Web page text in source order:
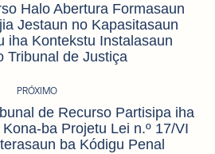
Post
anterior:
Halo Abertura Formasaun
Jestaun no Kapasitasaun
iha Kontekstu Instalasaun
Tribunal de Justiça
PRÓXIMO
Próximo
post:
de Recurso Partisipa iha
ba Projetu Lei n.º 17/VI
ba Kódigu Penal